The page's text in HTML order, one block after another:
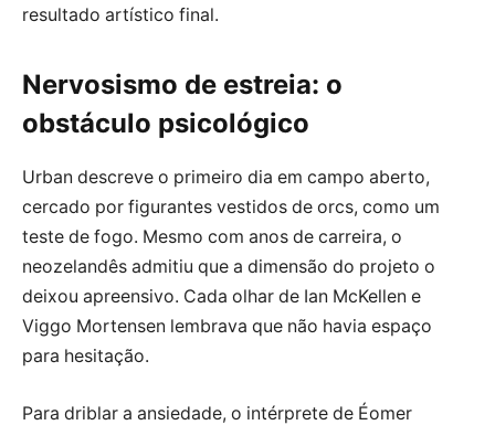
resultado artístico final.
Nervosismo de estreia: o
obstáculo psicológico
Urban descreve o primeiro dia em campo aberto,
cercado por figurantes vestidos de orcs, como um
teste de fogo. Mesmo com anos de carreira, o
neozelandês admitiu que a dimensão do projeto o
deixou apreensivo. Cada olhar de Ian McKellen e
Viggo Mortensen lembrava que não havia espaço
para hesitação.
Para driblar a ansiedade, o intérprete de Éomer